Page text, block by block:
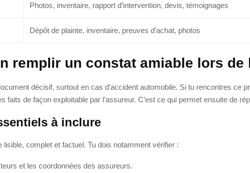
Photos, inventaire, rapport d’intervention, devis, témoignages
Dépôt de plainte, inventaire, preuves d’achat, photos
remplir un constat amiable lors
décisif, surtout en cas d’accident automobile. Si tu rencontres ce
faits de façon exploitable par l’assureur. C’est ce qui permet ensuite de
à inclure
lisible, complet et factuel. Tu dois notamment vérifier :
et les coordonnées des assureurs.